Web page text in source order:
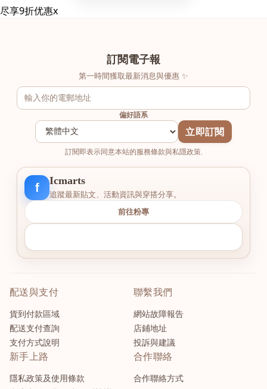
尽享9折优惠x
訂閱電子報
第一時間獲取最新消息與優惠 ✨
偏好語系
立即訂閱
訂閱即表示同意本站的服務條款與私隱政策.
f
Icmarts
追蹤最新貼文、活動資訊與穿搭分享。
前往粉專
配送與支付
貨到付款區域
配送支付查詢
支付方式說明
聯繫我們
網站故障報告
店鋪地址
投訴與建議
新手上路
隱私政策及使用條款
合作聯絡
合作聯絡方式